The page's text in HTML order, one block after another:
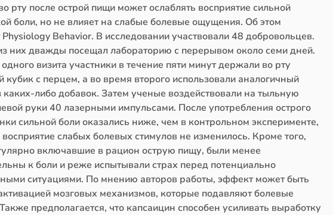
рту после острой пищи может ослаблять восприятие сильной
боли, но не влияет на слабые болевые ощущения. Об этом
Behavior. В исследовании участвовали 48 добровольцев.
них дважды посещал лабораторию с перерывом около семи дней.
визита участники в течение пяти минут держали во рту
с перцем, а во время второго использовали аналогичный
каких-либо добавок. Затем ученые воздействовали на тыльную
руки 40 лазерными импульсами. После употребления острого
сильной боли оказались ниже, чем в контрольном эксперименте,
восприятие слабых болевых стимулов не изменилось. Кроме того,
включавшие в рацион острую пищу, были менее
к боли и реже испытывали страх перед потенциально
ситуациями. По мнению авторов работы, эффект может быть
мозговых механизмов, которые подавляют болевые
предполагается, что капсаицин способен усиливать выработку